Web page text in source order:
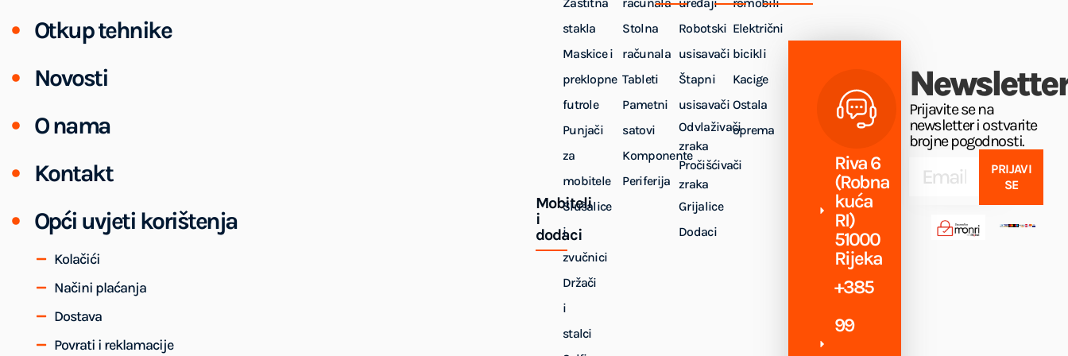
Otkup tehnike
Novosti
O nama
Kontakt
Opći uvjeti korištenja
Kolačići
Načini plaćanja
Dostava
Povrati i reklamacije
Mobiteli
i
dodaci
stakla
Maskice i
preklopne
futrole
Punjači
za
mobitele
Slušalice
i
zvučnici
Držači
i
stalci
Stolna
računala
Tableti
Pametni
satovi
Komponente
Periferija
Robotski
usisavači
Štapni
usisavači
Odvlaživači
zraka
Pročišćivači
zraka
Grijalice
Dodaci
Električni
bicikli
Kacige
Ostala
oprema
Riva 6
(Robna
kuća
RI)
51000
Rijeka
+385
99
Newsletter
Prijavite se na
newsletter i ostvarite
brojne pogodnosti.
PRIJAVI
SE